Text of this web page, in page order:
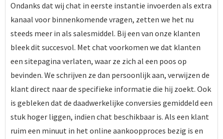
Ondanks dat wij chat in eerste instantie invoerden als extra
kanaal voor binnenkomende vragen, zetten we het nu
steeds meer in als salesmiddel. Bij een van onze klanten
bleek dit succesvol. Met chat voorkomen we dat klanten
een sitepagina verlaten, waar ze zich al een poos op
bevinden. We schrijven ze dan persoonlijk aan, verwijzen de
klant direct naar de specifieke informatie die hij zoekt. Ook
is gebleken dat de daadwerkelijke conversies gemiddeld een
stuk hoger liggen, indien chat beschikbaar is. Als een klant
ruim een minuut in het online aankoopproces bezig is en